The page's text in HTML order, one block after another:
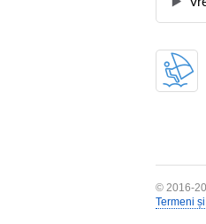
© 2016-
Termeni